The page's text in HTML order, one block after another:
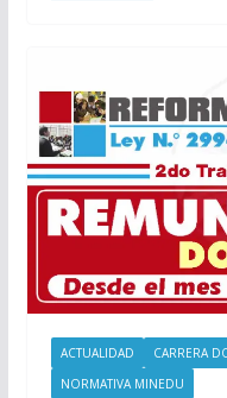
ACTUALIDAD CARRERA
NORMATIVA MINEDU